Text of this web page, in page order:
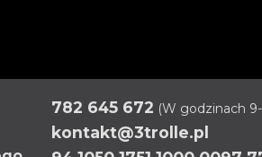
782 645 672 (W godzinach
kontakt@3trolle.pl